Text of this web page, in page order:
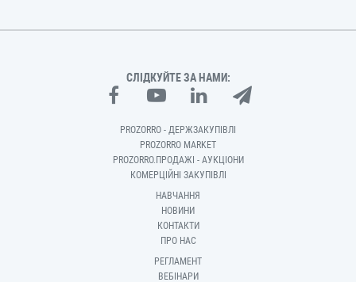
СЛІДКУЙТЕ ЗА НАМИ:
PROZORRO - ДЕРЖЗАКУПІВЛІ
PROZORRO MARKET
PROZORRO.ПРОДАЖІ - АУКЦІОНИ
КОМЕРЦІЙНІ ЗАКУПІВЛІ
НАВЧАННЯ
НОВИНИ
КОНТАКТИ
ПРО НАС
РЕГЛАМЕНТ
ВЕБІНАРИ